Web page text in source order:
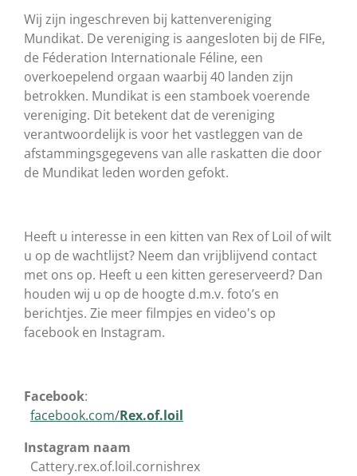
Wij zijn ingeschreven bij kattenvereniging
Mundikat. De vereniging is aangesloten bij de FIFe,
de Féderation Internationale Féline, een
overkoepelend orgaan waarbij 40 landen zijn
betrokken. Mundikat is een stamboek voerende
vereniging. Dit betekent dat de vereniging
verantwoordelijk is voor het vastleggen van de
afstammingsgegevens van alle raskatten die door
de Mundikat leden worden gefokt.
Heeft u interesse in een kitten van Rex of Loil of wilt
u op de wachtlijst? Neem dan vrijblijvend contact
met ons op. Heeft u een kitten gereserveerd? Dan
houden wij u op de hoogte d.m.v. foto’s en
berichtjes. Zie meer filmpjes en video's op
facebook en Instagram.
Facebook:
facebook.com/Rex.of.loil
Instagram naam
Cattery.rex.of.loil.cornishrex